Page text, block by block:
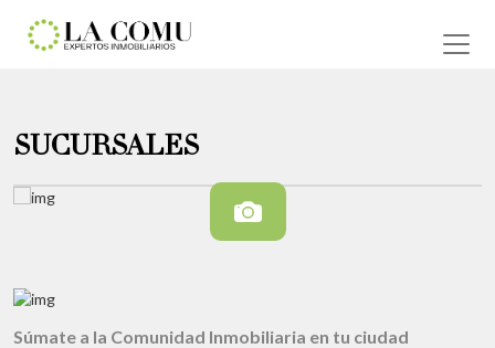
SUCURSALES
Súmate a la Comunidad Inmobiliaria en tu ciudad